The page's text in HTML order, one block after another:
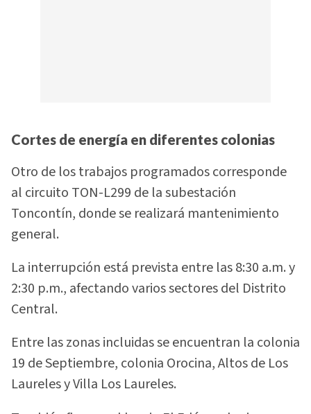
Cortes de energía en diferentes colonias
Otro de los trabajos programados corresponde
al circuito TON-L299 de la subestación
Toncontín, donde se realizará mantenimiento
general.
La interrupción está prevista entre las 8:30 a.m. y
2:30 p.m., afectando varios sectores del Distrito
Central.
Entre las zonas incluidas se encuentran la colonia
19 de Septiembre, colonia Orocina, Altos de Los
Laureles y Villa Los Laureles.